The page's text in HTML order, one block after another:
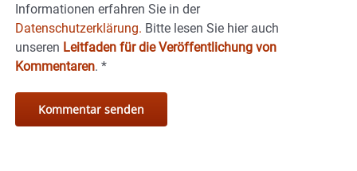
Informationen erfahren Sie in der
Datenschutzerklärung. Bitte lesen Sie hier auch
unseren Leitfaden für die Veröffentlichung von
Kommentaren. *